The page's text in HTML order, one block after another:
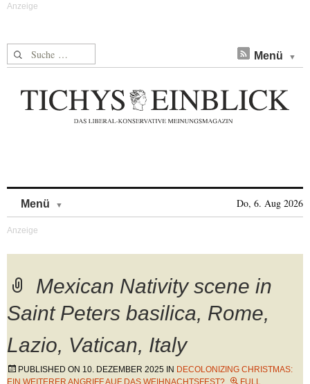
Suche nach: Menü
Menü Do, 6. Aug 2026
Mexican Nativity scene in
Saint Peters basilica, Rome,
Lazio, Vatican, Italy
PUBLISHED ON 10. DEZEMBER 2025 IN DECOLONIZING CHRISTMAS:
EIN WEITERER ANGRIFF AUF DAS WEIHNACHTSFEST?
FULL